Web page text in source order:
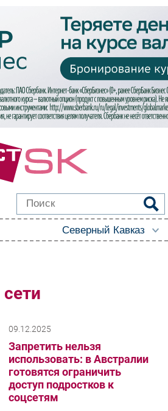
09.12.2025
Запретить нельзя
использовать: в Австралии
готовятся ограничить
доступ подростков к
соцсетям